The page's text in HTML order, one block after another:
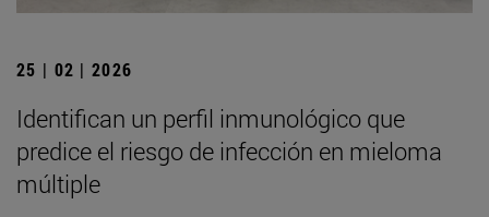
25 | 02 | 2026
Identifican un perfil inmunológico que
predice el riesgo de infección en mieloma
múltiple